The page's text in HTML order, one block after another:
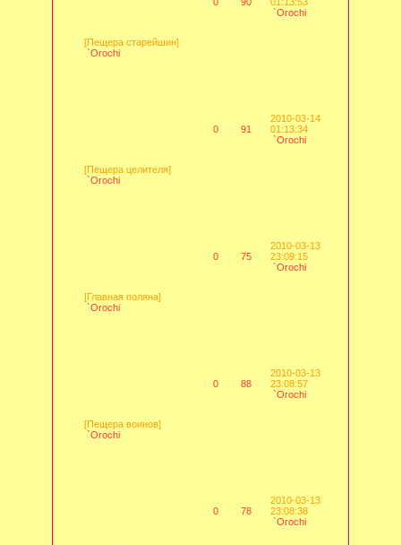
[Пещера старейшин]
`Orochi
`Orochi
[Пещера целителя]
`Orochi
0 91
2010-03-14
01:13:34
`Orochi
[Главная поляна]
`Orochi
0 75
2010-03-13
23:09:15
`Orochi
[Пещера воинов]
`Orochi
0 88
2010-03-13
23:08:57
`Orochi
0 78
2010-03-13
23:08:38
`Orochi